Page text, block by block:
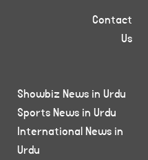
Contact
Us
Showbiz News in Urdu
Sports News in Urdu
International News in
Urdu